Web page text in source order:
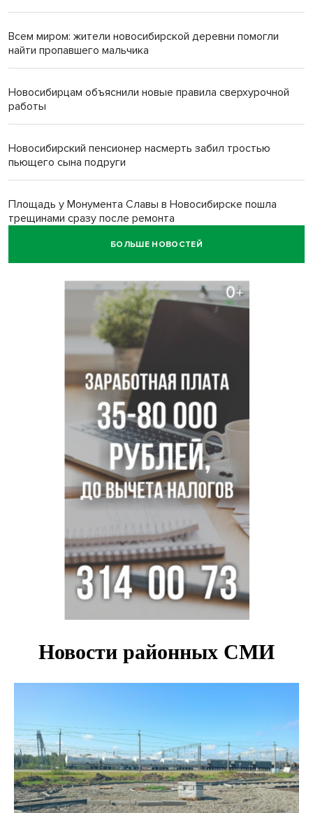
Всем миром: жители новосибирской деревни помогли
найти пропавшего мальчика
Новосибирцам объяснили новые правила сверхурочной
работы
Новосибирский пенсионер насмерть забил тростью
пьющего сына подруги
Площадь у Монумента Славы в Новосибирске пошла
трещинами сразу после ремонта
Африканский врач поразил новосибирцев в травмпункте
Покрытие рулежных дорожек обновили в аэропорту
Толмачево по нацпроекту
В Новосибирске зафиксирован рост заболеваемости
энтеровирусной инфекцией
В Новосибирске осудили внука за продажу дедова ружья
БОЛЬШЕ НОВОСТЕЙ